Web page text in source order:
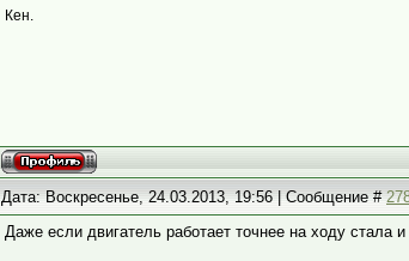
Кен.
Дата: Воскресенье, 24.03.2013, 19:56 | Сообщение #
Даже если двигатель работает точнее на ходу стала